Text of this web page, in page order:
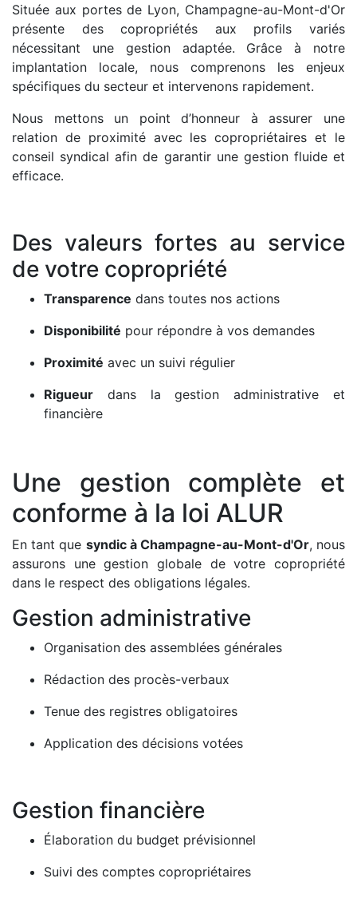
Située aux portes de Lyon, Champagne-au-Mont-d'Or
présente des copropriétés aux profils variés
nécessitant une gestion adaptée. Grâce à notre
implantation locale, nous comprenons les enjeux
spécifiques du secteur et intervenons rapidement.
Nous mettons un point d’honneur à assurer une
relation de proximité avec les copropriétaires et le
conseil syndical afin de garantir une gestion fluide et
efficace.
Des valeurs fortes au service
de votre copropriété
Transparence dans toutes nos actions
Disponibilité pour répondre à vos demandes
Proximité avec un suivi régulier
Rigueur dans la gestion administrative et
financière
Une gestion complète et
conforme à la loi ALUR
En tant que syndic à Champagne-au-Mont-d'Or, nous
assurons une gestion globale de votre copropriété
dans le respect des obligations légales.
Gestion administrative
Organisation des assemblées générales
Rédaction des procès-verbaux
Tenue des registres obligatoires
Application des décisions votées
Gestion financière
Élaboration du budget prévisionnel
Suivi des comptes copropriétaires